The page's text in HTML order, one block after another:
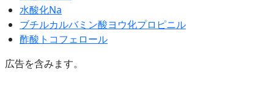
水酸化Na
ブチルカルバミン酸ヨウ化プロピニル
酢酸トコフェロール
広告を含みます。